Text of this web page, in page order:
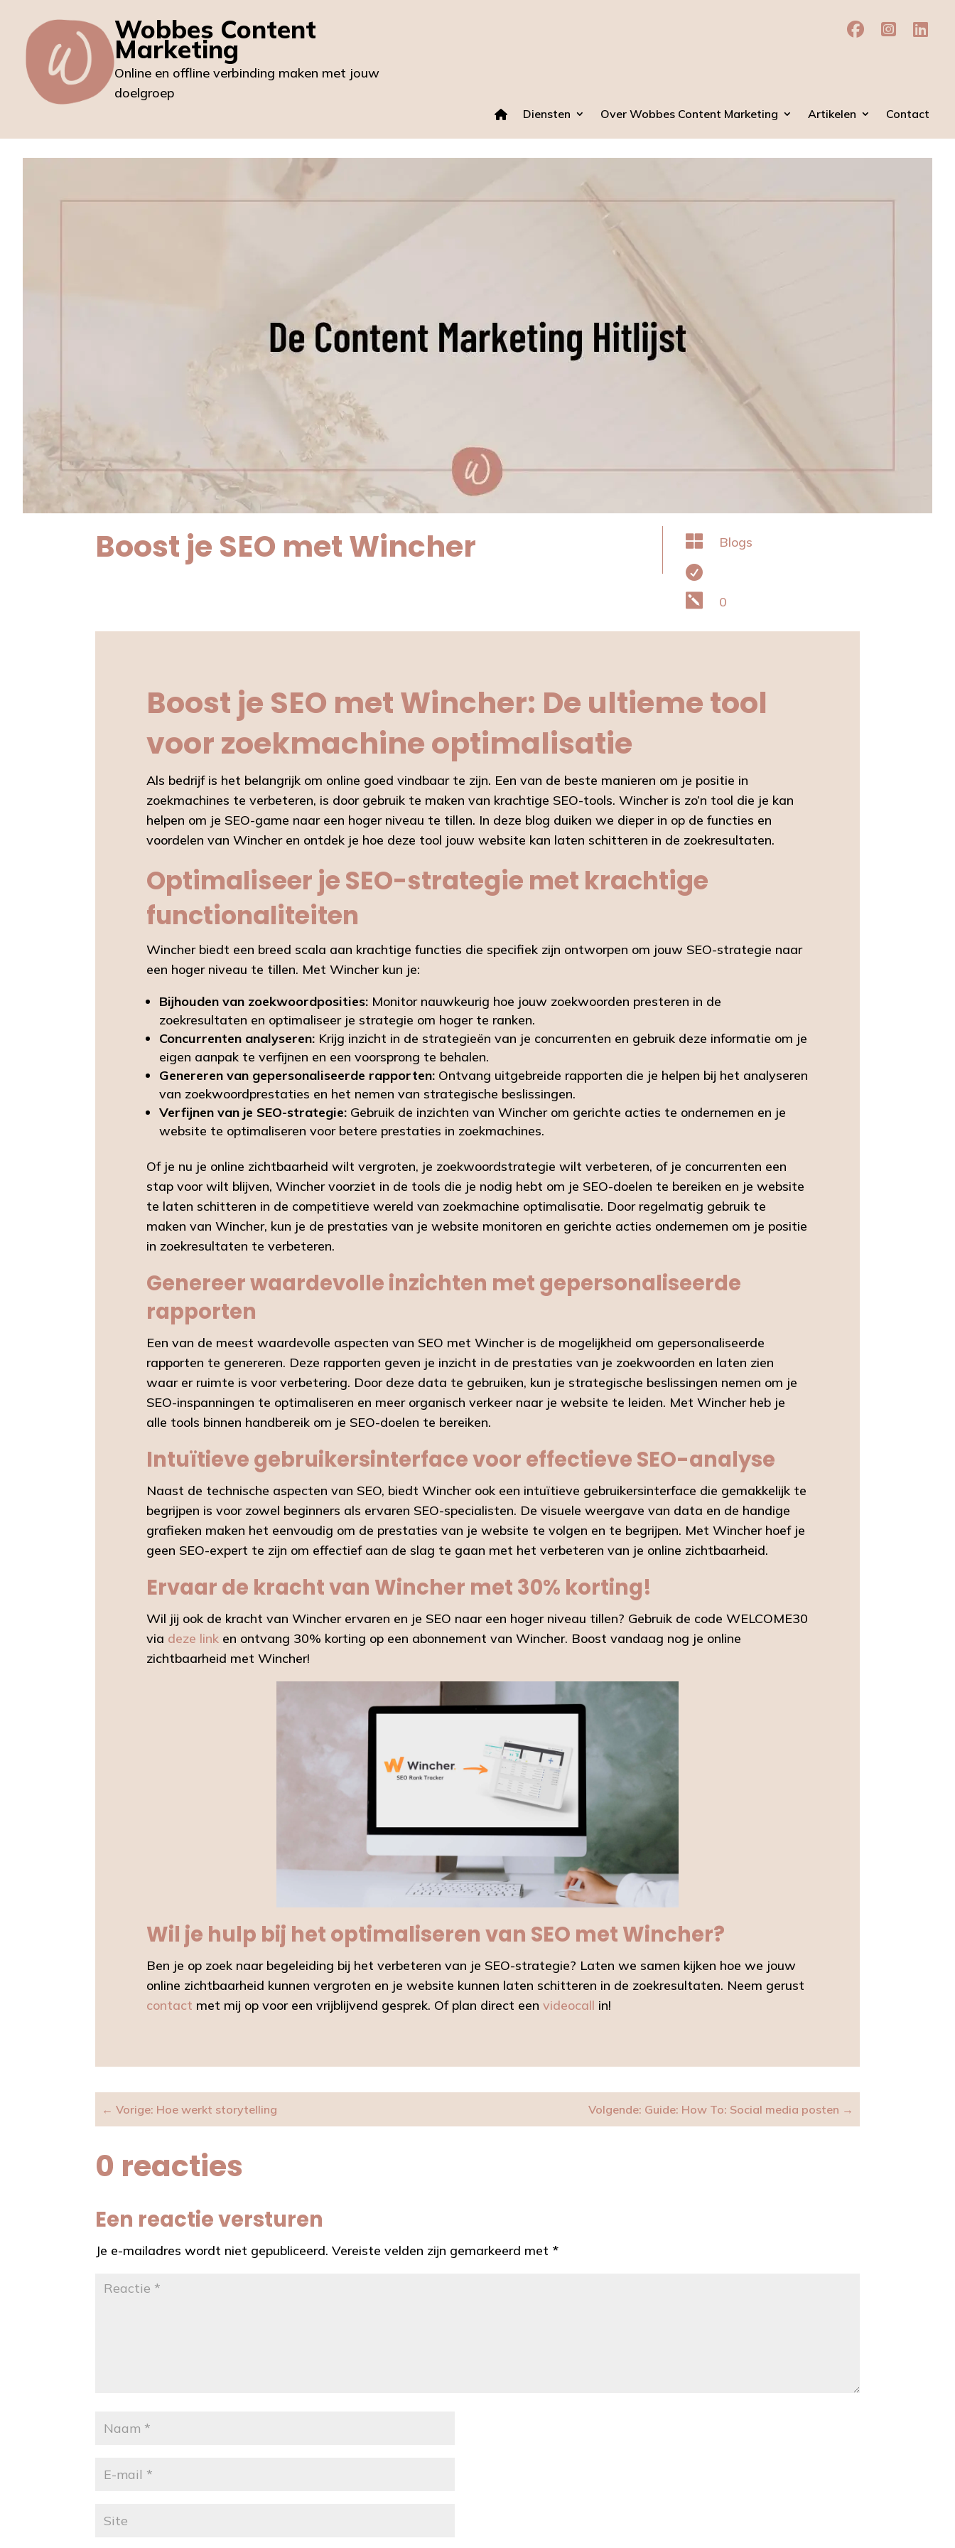
Wobbes Content
Marketing
Online en offline verbinding maken met jouw
doelgroep
Diensten Over Wobbes Content Marketing Artikelen Contact
Boost je SEO met Wincher  Blogs


0
Boost je SEO met Wincher: De ultieme tool
voor zoekmachine optimalisatie
Als bedrijf is het belangrijk om online goed vindbaar te zijn. Een van de beste manieren om je positie in
zoekmachines te verbeteren, is door gebruik te maken van krachtige SEO-tools. Wincher is zo’n tool die je kan
helpen om je SEO-game naar een hoger niveau te tillen. In deze blog duiken we dieper in op de functies en
voordelen van Wincher en ontdek je hoe deze tool jouw website kan laten schitteren in de zoekresultaten.
Optimaliseer je SEO-strategie met krachtige
functionaliteiten
Wincher biedt een breed scala aan krachtige functies die specifiek zijn ontworpen om jouw SEO-strategie naar
een hoger niveau te tillen. Met Wincher kun je:
Bijhouden van zoekwoordposities: Monitor nauwkeurig hoe jouw zoekwoorden presteren in de
zoekresultaten en optimaliseer je strategie om hoger te ranken.
Concurrenten analyseren: Krijg inzicht in de strategieën van je concurrenten en gebruik deze informatie om je
eigen aanpak te verfijnen en een voorsprong te behalen.
Genereren van gepersonaliseerde rapporten: Ontvang uitgebreide rapporten die je helpen bij het analyseren
van zoekwoordprestaties en het nemen van strategische beslissingen.
Verfijnen van je SEO-strategie: Gebruik de inzichten van Wincher om gerichte acties te ondernemen en je
website te optimaliseren voor betere prestaties in zoekmachines.
Of je nu je online zichtbaarheid wilt vergroten, je zoekwoordstrategie wilt verbeteren, of je concurrenten een
stap voor wilt blijven, Wincher voorziet in de tools die je nodig hebt om je SEO-doelen te bereiken en je website
te laten schitteren in de competitieve wereld van zoekmachine optimalisatie. Door regelmatig gebruik te
maken van Wincher, kun je de prestaties van je website monitoren en gerichte acties ondernemen om je positie
in zoekresultaten te verbeteren.
Genereer waardevolle inzichten met gepersonaliseerde
rapporten
Een van de meest waardevolle aspecten van SEO met Wincher is de mogelijkheid om gepersonaliseerde
rapporten te genereren. Deze rapporten geven je inzicht in de prestaties van je zoekwoorden en laten zien
waar er ruimte is voor verbetering. Door deze data te gebruiken, kun je strategische beslissingen nemen om je
SEO-inspanningen te optimaliseren en meer organisch verkeer naar je website te leiden. Met Wincher heb je
alle tools binnen handbereik om je SEO-doelen te bereiken.
Intuïtieve gebruikersinterface voor effectieve SEO-analyse
Naast de technische aspecten van SEO, biedt Wincher ook een intuïtieve gebruikersinterface die gemakkelijk te
begrijpen is voor zowel beginners als ervaren SEO-specialisten. De visuele weergave van data en de handige
grafieken maken het eenvoudig om de prestaties van je website te volgen en te begrijpen. Met Wincher hoef je
geen SEO-expert te zijn om effectief aan de slag te gaan met het verbeteren van je online zichtbaarheid.
Ervaar de kracht van Wincher met 30% korting!
Wil jij ook de kracht van Wincher ervaren en je SEO naar een hoger niveau tillen? Gebruik de code WELCOME30
via deze link en ontvang 30% korting op een abonnement van Wincher. Boost vandaag nog je online
zichtbaarheid met Wincher!
Wil je hulp bij het optimaliseren van SEO met Wincher?
Ben je op zoek naar begeleiding bij het verbeteren van je SEO-strategie? Laten we samen kijken hoe we jouw
online zichtbaarheid kunnen vergroten en je website kunnen laten schitteren in de zoekresultaten. Neem gerust
contact met mij op voor een vrijblijvend gesprek. Of plan direct eenvideocall in!
←Vorige: Hoe werkt storytelling Volgende: Guide: How To: Social media posten →
0 reacties
Een reactie versturen
Je e-mailadres wordt niet gepubliceerd. Vereiste velden zijn gemarkeerd met *